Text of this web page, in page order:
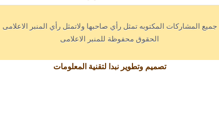
جميع المشاركات المكتوبه تمثل رأي صاحبها ولاتمثل رأي المنبر الاعلامى
الحقوق محفوظة للمنبر الاعلامى
تصميم وتطوير نبدا لتقنية المعلومات